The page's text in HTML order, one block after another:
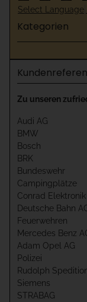
Select Language
Kategorien
Zu unseren
Audi AG
BMW
Bosch
BRK
Bundeswehr
Campingplätze
Conrad Elektronik
Deutsche Bahn
Feuerwehren
Mercedes Benz
Adam Opel AG
Polizei
Rudolph
Siemens
STRABAG